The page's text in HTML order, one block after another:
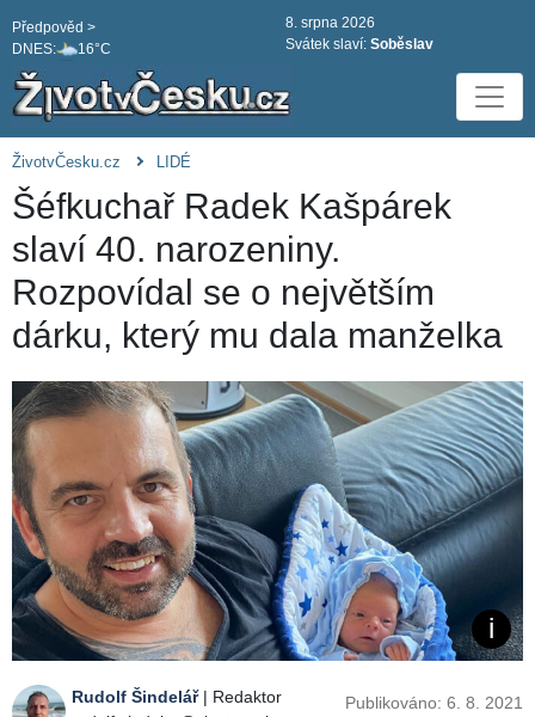
DNES: 16°C
Předpověd >
8. srpna 2026
Svátek slaví: Soběslav
ŽivotvČesku.cz LIDÉ
Šéfkuchař Radek Kašpárek
slaví 40. narozeniny.
Rozpovídal se o největším
dárku, který mu dala manželka
Rudolf Šindelář| Redaktor
Publikováno: 6. 8. 2021